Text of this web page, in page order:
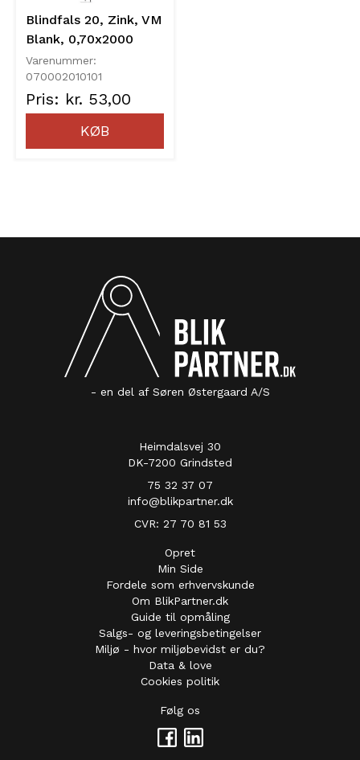
Blindfals 20, Zink, VM
Blank, 0,70x2000
Varenummer:
070002010101
Pris: kr. 53,00
KØB
- en del af Søren Østergaard A/S
Heimdalsvej 30
DK-7200 Grindsted
75 32 37 07
info@blikpartner.dk
CVR: 27 70 81 53
Opret
Min Side
Fordele som erhvervskunde
Om BlikPartner.dk
Guide til opmåling
Salgs- og leveringsbetingelser
Miljø - hvor miljøbevidst er du?
Data & love
Cookies politik
Følg os